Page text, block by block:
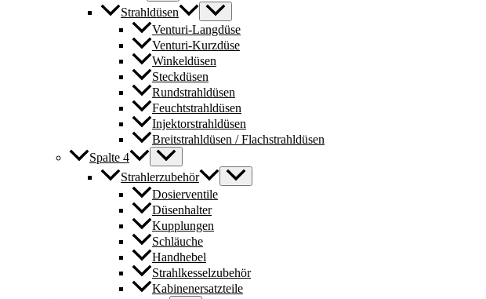
Strahldüsen
Venturi-Langdüse
Venturi-Kurzdüse
Winkeldüsen
Steckdüsen
Rundstrahldüsen
Feuchtstrahldüsen
Injektorstrahldüsen
Breitstrahldüsen / Flachstrahldüsen
Spalte 4
Strahlerzubehör
Dosierventile
Düsenhalter
Kupplungen
Schläuche
Handhebel
Strahlkesselzubehör
Kabinenersatzteile